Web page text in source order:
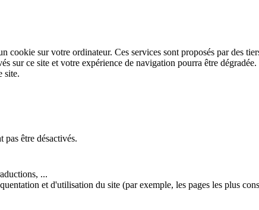
sur votre ordinateur. Ces services sont proposés par des
sur ce site et votre expérience de navigation pourra être
site.
pas être désactivés.
...
et d'utilisation du site (par exemple, les pages les plus